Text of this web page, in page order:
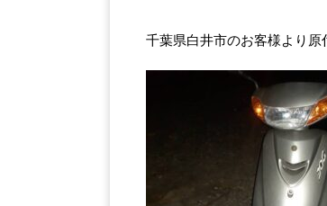
千葉県白井市のお客様より原